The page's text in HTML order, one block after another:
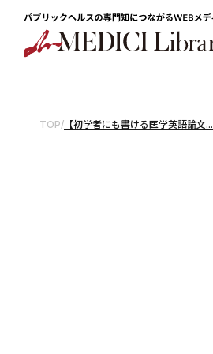
TOP/ 【初学者にも書ける医学英語論文...